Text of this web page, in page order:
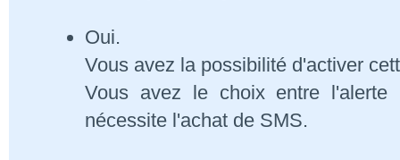
Oui.
Vous avez la possibilité d'activer
Vous avez le choix entre
nécessite l'achat de SMS.